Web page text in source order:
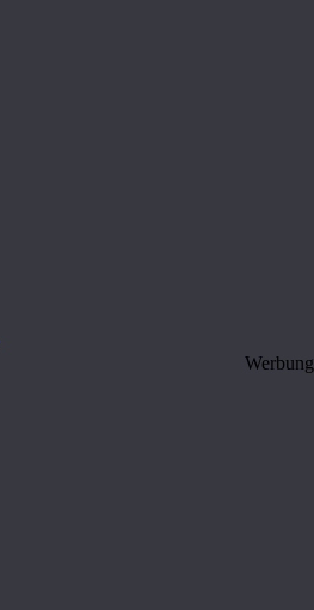
Werbung